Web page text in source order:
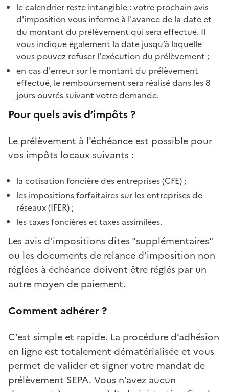
le calendrier reste intangible : votre prochain avis
d'imposition vous informe à l'avance de la date et
du montant du prélèvement qui sera effectué. Il
vous indique également la date jusqu’à laquelle
vous pouvez refuser l'exécution du prélèvement ;
en cas d'erreur sur le montant du prélèvement
effectué, le remboursement sera réalisé dans les 8
jours ouvrés suivant votre demande.
Pour quels avis d’impôts ?
Le prélèvement à l'échéance est possible pour
vos impôts locaux suivants :
la cotisation foncière des entreprises (CFE) ;
les impositions forfaitaires sur les entreprises de
réseaux (IFER) ;
les taxes foncières et taxes assimilées.
Les avis d’impositions dites "supplémentaires"
ou les documents de relance d’imposition non
réglées à échéance doivent être réglés par un
autre moyen de paiement.
Comment adhérer ?
C’est simple et rapide. La procédure d’adhésion
en ligne est totalement dématérialisée et vous
permet de valider et signer votre mandat de
prélèvement SEPA. Vous n’avez aucun